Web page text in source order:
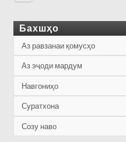
Бахшҳо
Аз равзанаи қомусҳо
Аз эҷоди мардум
Навгониҳо
Суратхона
Созу наво